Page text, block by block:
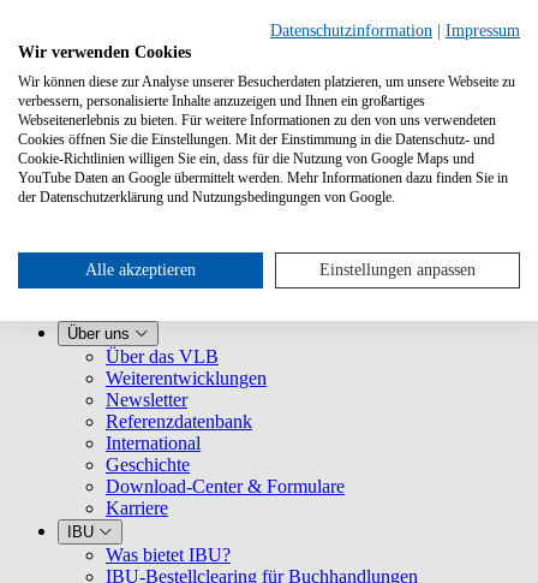
Leistungen
VLB kennenlernen
Für Selfpublisher
Für Dienstleister
Über uns
Über das VLB
Weiterentwicklungen
Newsletter
Referenzdatenbank
International
Geschichte
Download-Center & Formulare
Karriere
IBU
Was bietet IBU?
IBU-Bestellclearing für Buchhandlungen
Datenschutzinformation
Impressum
Wir verwenden Cookies
Wir können diese zur Analyse unserer Besucherdaten platzieren, um unsere Webseite zu
verbessern, personalisierte Inhalte anzuzeigen und Ihnen ein großartiges
Webseitenerlebnis zu bieten. Für weitere Informationen zu den von uns verwendeten
Cookies öffnen Sie die Einstellungen. Mit der Einstimmung in die Datenschutz- und
Cookie-Richtlinien willigen Sie ein, dass für die Nutzung von Google Maps und
YouTube Daten an Google übermittelt werden. Mehr Informationen dazu finden Sie in
der Datenschutzerklärung und Nutzungsbedingungen von Google.
Alle akzeptieren Einstellungen anpassen